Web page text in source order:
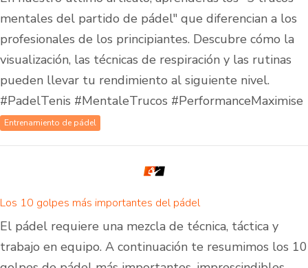
mentales del partido de pádel" que diferencian a los
profesionales de los principiantes. Descubre cómo la
visualización, las técnicas de respiración y las rutinas
pueden llevar tu rendimiento al siguiente nivel.
#PadelTenis #MentaleTrucos #PerformanceMaximise
Entrenamiento de pádel
Los 10 golpes más importantes del pádel
El pádel requiere una mezcla de técnica, táctica y
trabajo en equipo. A continuación te resumimos los 10